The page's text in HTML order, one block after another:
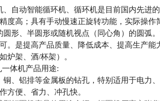
自动智能循环机、循环机是目前国内先进
度高；具有手动慢速正旋转功能，实际操作
形、半圆形或随机视点（同心角）的圆弧
。是提高产品质量、降低成本、提高生产
炉架、酒/杯架）。
体机产品用途:
、铝排等金属板的钻孔，特别适用于电力
方便、省力、冲孔快。